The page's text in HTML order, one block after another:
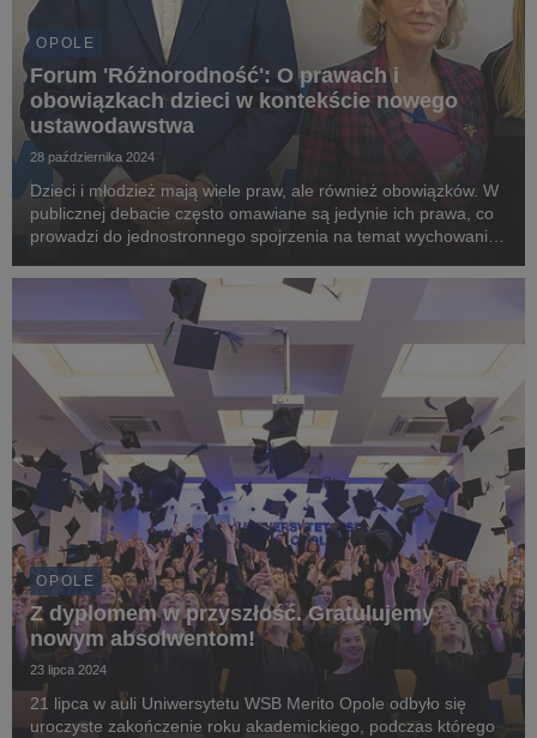
OPOLE
Forum 'Różnorodność': O prawach i
obowiązkach dzieci w kontekście nowego
ustawodawstwa
28 października 2024
Dzieci i młodzież mają wiele praw, ale również obowiązków. W
publicznej debacie często omawiane są jedynie ich prawa, co
prowadzi do jednostronnego spojrzenia na temat wychowania
zagadnieniem oraz o nowym ustawoda...
OPOLE
Z dyplomem w przyszłość. Gratulujemy
nowym absolwentom!
23 lipca 2024
21 lipca w auli Uniwersytetu WSB Merito Opole odbyło się
uroczyste zakończenie roku akademickiego, podczas którego